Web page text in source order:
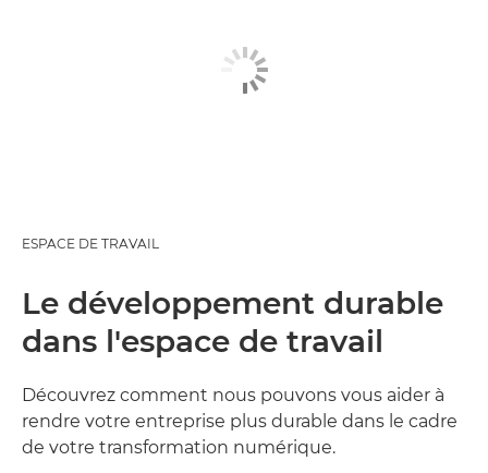
ESPACE DE TRAVAIL
Le développement durable
dans l'espace de travail
Découvrez comment nous pouvons vous aider à
rendre votre entreprise plus durable dans le cadre
de votre transformation numérique.